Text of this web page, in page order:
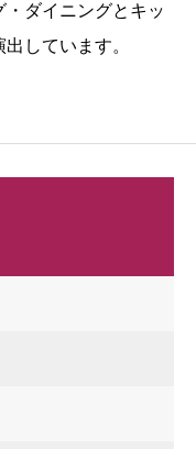
ダイニングとキッ
しています。